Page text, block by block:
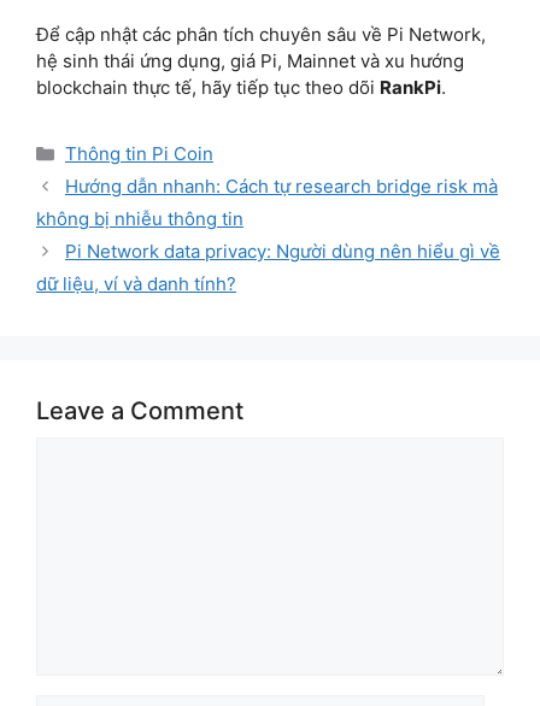
Để cập nhật các phân tích chuyên sâu về Pi Network,
hệ sinh thái ứng dụng, giá Pi, Mainnet và xu hướng
blockchain thực tế, hãy tiếp tục theo dõi RankPi.
Categories
Thông tin Pi Coin
Hướng dẫn nhanh: Cách tự research bridge risk mà
không bị nhiễu thông tin
Pi Network data privacy: Người dùng nên hiểu gì về
dữ liệu, ví và danh tính?
Leave a Comment